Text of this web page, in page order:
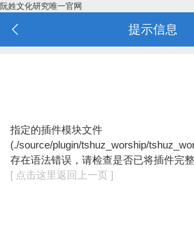
阮姓文化研究唯一官网
提示信息
指定的插件模块文件
(./source/plugin/tshuz_worship/
存在语法错误，请检查是否已将插件完
[ 点击这里返回上一页 ]